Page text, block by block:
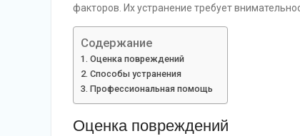
факторов. Их устранение требует
Содержание
Оценка повреждений
Способы устранения
Профессиональная помощь
Оценка повреждений